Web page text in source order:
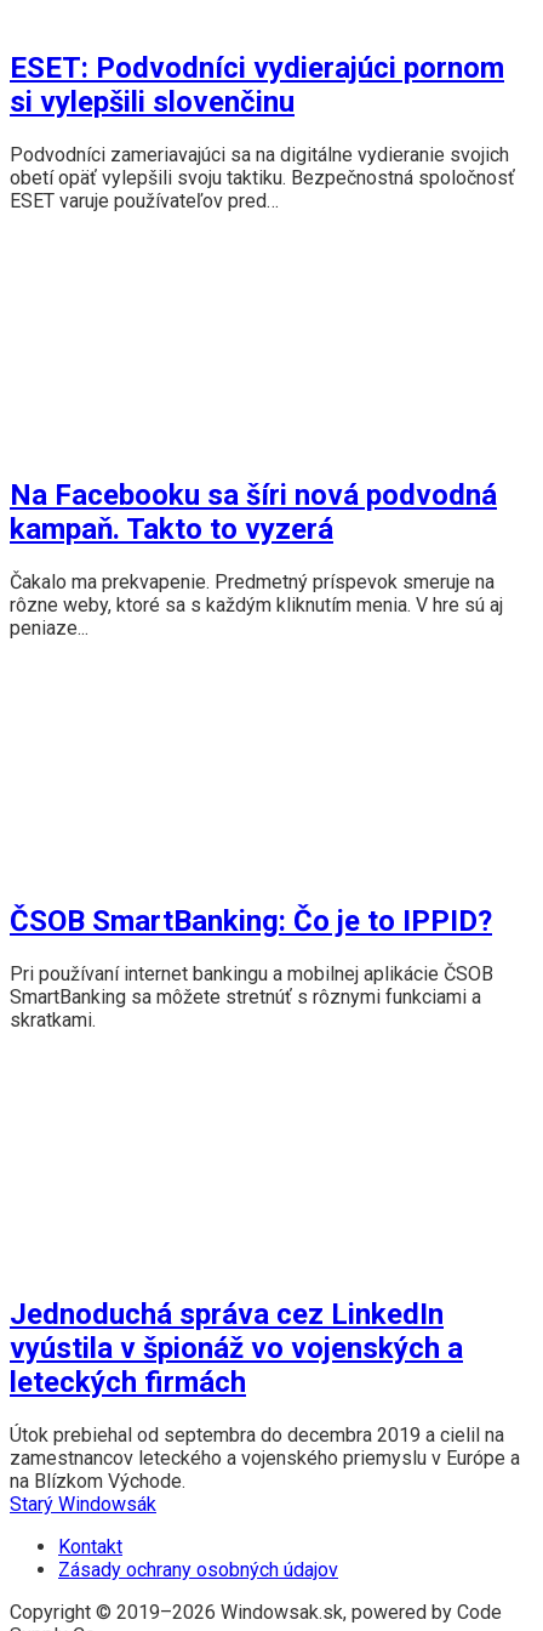
ESET: Podvodníci vydierajúci pornom
si vylepšili slovenčinu
Podvodníci zameriavajúci sa na digitálne vydieranie svojich
obetí opäť vylepšili svoju taktiku. Bezpečnostná spoločnosť
ESET varuje používateľov pred…
Na Facebooku sa šíri nová podvodná
kampaň. Takto to vyzerá
Čakalo ma prekvapenie. Predmetný príspevok smeruje na
rôzne weby, ktoré sa s každým kliknutím menia. V hre sú aj
peniaze...
ČSOB SmartBanking: Čo je to IPPID?
Pri používaní internet bankingu a mobilnej aplikácie ČSOB
SmartBanking sa môžete stretnúť s rôznymi funkciami a
skratkami.
Jednoduchá správa cez LinkedIn
vyústila v špionáž vo vojenských a
leteckých firmách
Útok prebiehal od septembra do decembra 2019 a cielil na
zamestnancov leteckého a vojenského priemyslu v Európe a
na Blízkom Východe.
Starý Windowsák
Kontakt
Zásady ochrany osobných údajov
Copyright © 2019–2026 Windowsak.sk, powered by Code